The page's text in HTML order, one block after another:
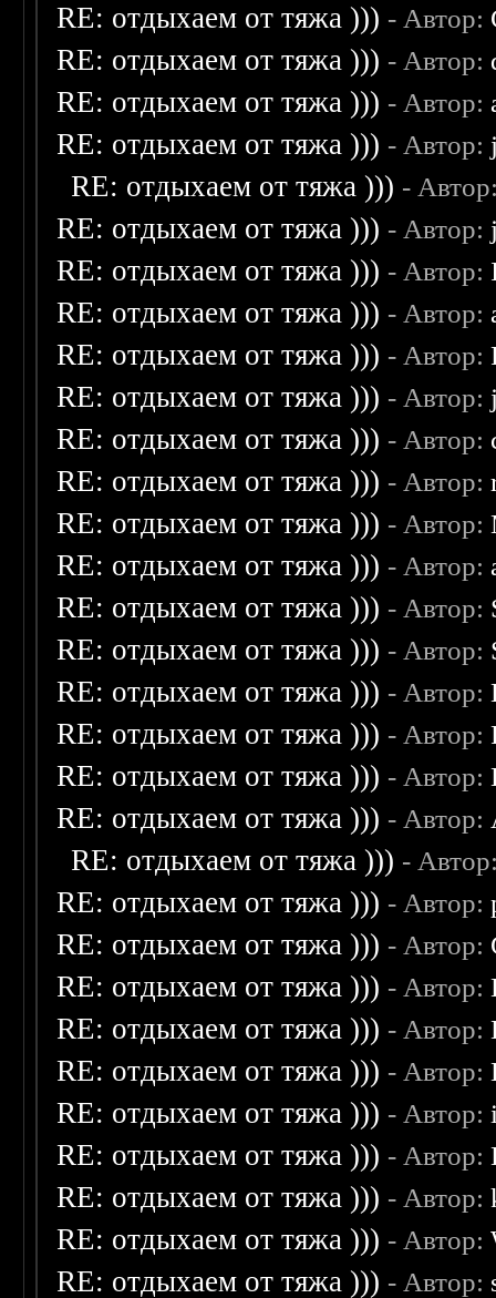
RE: отдыхаем от тяжа ))) - Автор:
RE: отдыхаем от тяжа ))) - Автор:
RE: отдыхаем от тяжа ))) - Автор:
RE: отдыхаем от тяжа ))) - Автор:
RE: отдыхаем от тяжа ))) -
RE: отдыхаем от тяжа ))) - Автор:
RE: отдыхаем от тяжа ))) - Автор:
RE: отдыхаем от тяжа ))) - Автор:
RE: отдыхаем от тяжа ))) - Автор:
RE: отдыхаем от тяжа ))) - Автор:
RE: отдыхаем от тяжа ))) - Автор:
RE: отдыхаем от тяжа ))) - Автор:
RE: отдыхаем от тяжа ))) - Автор:
RE: отдыхаем от тяжа ))) - Автор:
RE: отдыхаем от тяжа ))) - Автор:
RE: отдыхаем от тяжа ))) - Автор:
RE: отдыхаем от тяжа ))) - Автор:
RE: отдыхаем от тяжа ))) - Автор:
RE: отдыхаем от тяжа ))) - Автор:
RE: отдыхаем от тяжа ))) - Автор:
RE: отдыхаем от тяжа ))) -
RE: отдыхаем от тяжа ))) - Автор:
RE: отдыхаем от тяжа ))) - Автор:
RE: отдыхаем от тяжа ))) - Автор:
RE: отдыхаем от тяжа ))) - Автор:
RE: отдыхаем от тяжа ))) - Автор:
RE: отдыхаем от тяжа ))) - Автор:
RE: отдыхаем от тяжа ))) - Автор:
RE: отдыхаем от тяжа ))) - Автор:
RE: отдыхаем от тяжа ))) - Автор:
RE: отдыхаем от тяжа ))) - Автор: